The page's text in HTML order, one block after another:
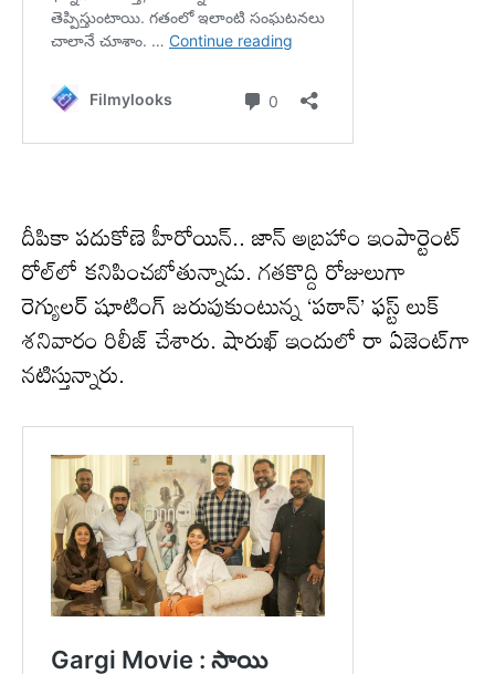
దీపికా పదుకోణె హీరోయిన్.. జాన్ అబ్రహాం ఇంపార్టెంట్
రోల్‌లో కనిపించబోతున్నాడు. గతకొద్ది రోజులుగా
రెగ్యులర్ షూటింగ్ జరుపుకుంటున్న ‘పఠాన్’ ఫస్ట్ లుక్
శనివారం రిలీజ్ చేశారు. షారుఖ్ ఇందులో రా ఏజెంట్‌గా
నటిస్తున్నారు.